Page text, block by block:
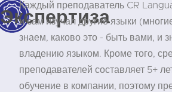
Экспертиза
Каждый преподаватель CR
и сам изучал другие языки
знаем, каково это - быть вами, и
владению языком. Кроме того,
преподавателей составляет 5+
обучение в компании, поэтому